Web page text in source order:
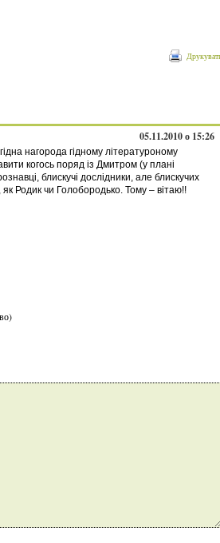
05.11.2010 о 15:26
нагорода гідному літературоному
когось поряд із Дмитром (у плані
блискучі дослідники, але блискучих
Родик чи Голобородько. Тому – вітаю!!